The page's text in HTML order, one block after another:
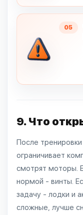
05
9. Что
После тренировки
ограничивает
смотрят моторы.
нормой - винты.
задачу - лодки и
сложные, лучше